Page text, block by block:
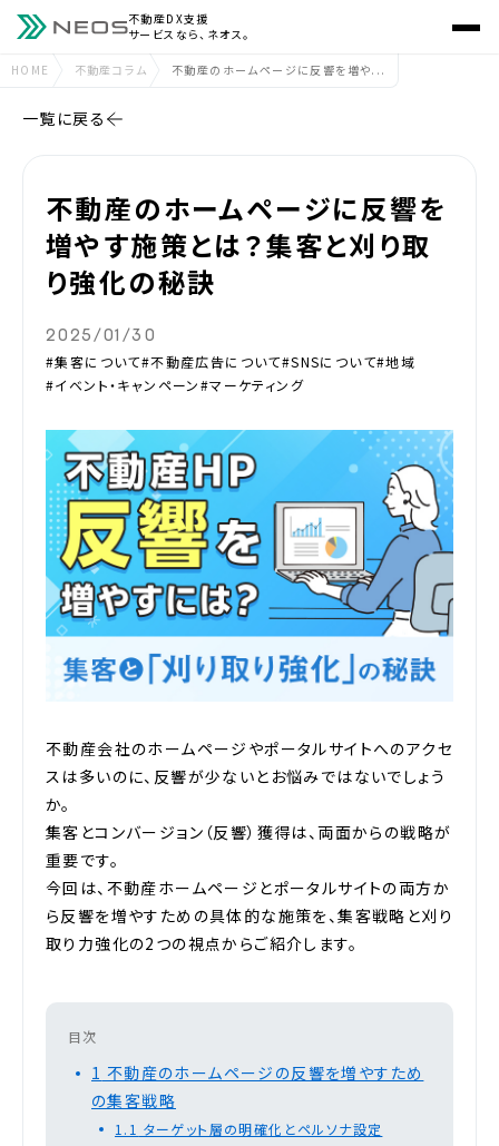
不動産DX支援
サービスなら、ネオス。
HOME 不動産コラム 不動産のホームページに反響を増や...
一覧に戻る
不動産のホームページに反響を
増やす施策とは？集客と刈り取
り強化の秘訣
2025/01/30
#集客について#不動産広告について#SNSについて#地域
#イベント・キャンペーン#マーケティング
不動産会社のホームページやポータルサイトへのアクセ
スは多いのに、反響が少ないとお悩みではないでしょう
か。
集客とコンバージョン（反響）獲得は、両面からの戦略が
重要です。
今回は、不動産ホームページとポータルサイトの両方か
ら反響を増やすための具体的な施策を、集客戦略と刈り
取り力強化の2つの視点からご紹介します。
目次
1 不動産のホームページの反響を増やすため
の集客戦略
1.1 ターゲット層の明確化とペルソナ設定